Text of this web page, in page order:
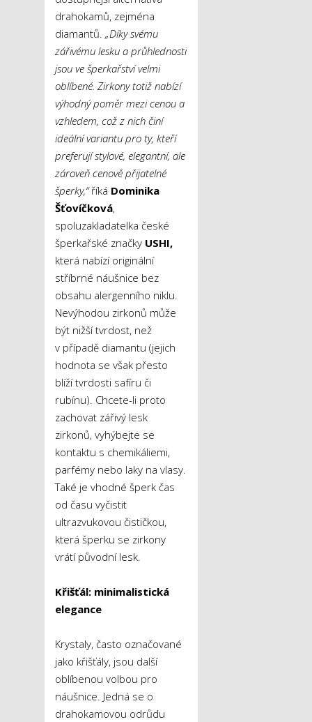
drahokamů, zejména
diamantů. „Díky svému
zářivému lesku a průhlednosti
jsou ve šperkařství velmi
oblíbené. Zirkony totiž nabízí
výhodný poměr mezi cenou a
vzhledem, což z nich činí
ideální variantu pro ty, kteří
preferují stylové, elegantní, ale
zároveň cenově přijatelné
šperky,“říká Dominika
Šťovíčková,
spoluzakladatelka české
šperkařské značky USHI,
která nabízí originální
stříbrné náušnice bez
obsahu alergenního niklu.
Nevýhodou zirkonů může
být nižší tvrdost, než
v případě diamantu (jejich
hodnota se však přesto
blíží tvrdosti safíru či
rubínu). Chcete-li proto
zachovat zářivý lesk
zirkonů, vyhýbejte se
kontaktu s chemikáliemi,
parfémy nebo laky na vlasy.
Také je vhodné šperk čas
od času vyčistit
ultrazvukovou čističkou,
která šperku se zirkony
vrátí původní lesk.
Křišťál: minimalistická
elegance
Krystaly, často označované
jako křišťály, jsou další
oblíbenou volbou pro
náušnice. Jedná se o
drahokamovou odrůdu